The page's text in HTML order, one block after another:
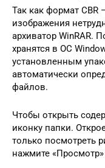
Так как формат CBR
изображения
архиватор WinRAR.
хранятся в ОС
установленным
автоматически
файлов.
Чтобы открыть
иконку папки.
только посмотреть
нажмите